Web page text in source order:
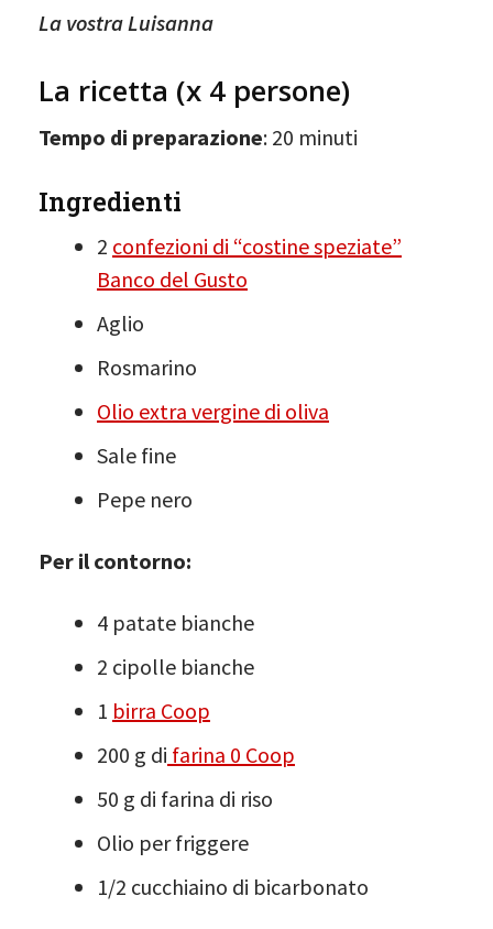
La vostra Luisanna
La ricetta (x 4 persone)
Tempo di preparazione: 20 minuti
Ingredienti
2 confezioni di “costine speziate”
Banco del Gusto
Aglio
Rosmarino
Olio extra vergine di oliva
Sale fine
Pepe nero
Per il contorno:
4 patate bianche
2 cipolle bianche
1 birra Coop
200 g di farina 0 Coop
50 g di farina di riso
Olio per friggere
1/2 cucchiaino di bicarbonato